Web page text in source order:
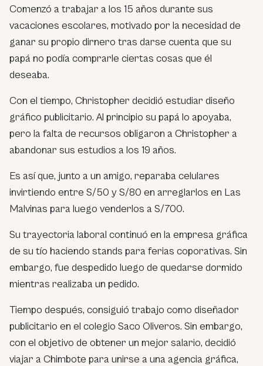
Comenzó a trabajar a los 15 años durante sus
vacaciones escolares, motivado por la necesidad de
ganar su propio dirnero tras darse cuenta que su
papá no podía comprarle ciertas cosas que él
deseaba.
Con el tiempo, Christopher decidió estudiar diseño
gráfico publicitario. Al principio su papá lo apoyaba,
pero la falta de recursos obligaron a Christopher a
abandonar sus estudios a los 19 años.
Es así que, junto a un amigo, reparaba celulares
invirtiendo entre S/50 y S/80 en arreglarlos en Las
Malvinas para luego venderlos a S/700.
Su trayectoria laboral continuó en la empresa gráfica
de su tío haciendo stands para ferias coporativas. Sin
embargo, fue despedido luego de quedarse dormido
mientras realizaba un pedido.
Tiempo después, consiguió trabajo como diseñador
publicitario en el colegio Saco Oliveros. Sin embargo,
con el objetivo de obtener un mejor salario, decidió
viajar a Chimbote para unirse a una agencia gráfica,